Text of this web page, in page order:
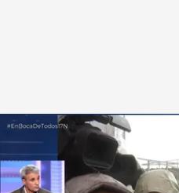
Cayetano Rivera llega a su juicio rápido
En boca de todos
17 NOV 2025 - 11:42h.